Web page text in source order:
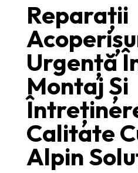
Reparații
Urgență
Montaj Și
Calitate
Alpin